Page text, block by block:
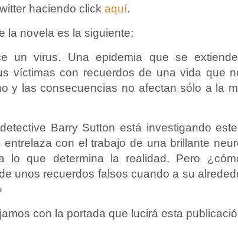
haciendo click aquí.
la novela es la siguiente:
un virus. Una epidemia que se
víctimas con recuerdos de una vida que
y las consecuencias no afectan sólo a la
Barry Sutton está investigando
con el trabajo de una brillante
lo que determina la realidad. Pero
unos recuerdos falsos cuando a su
con la portada que lucirá esta